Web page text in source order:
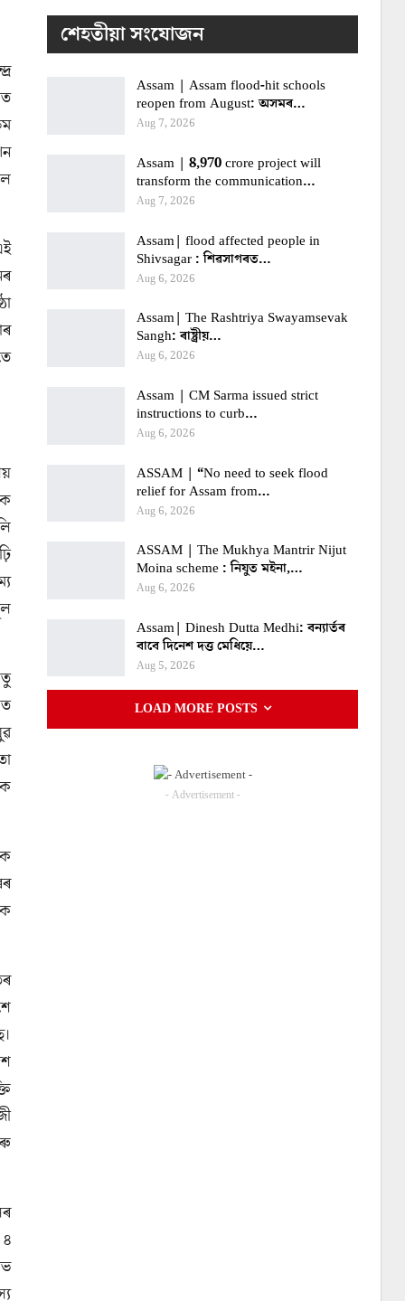
শেহতীয়া সংযোজন
Assam | Assam flood-hit schools
reopen from August: অসমৰ…
Aug 7, 2026
Assam | 8,970 crore project will
transform the communication…
Aug 7, 2026
Assam| flood affected people in
Shivsagar : শিৱসাগৰত…
Aug 6, 2026
Assam| The Rashtriya Swayamsevak
Sangh: ৰাষ্ট্ৰীয়…
Aug 6, 2026
Assam | CM Sarma issued strict
instructions to curb…
Aug 6, 2026
ASSAM | “No need to seek flood
relief for Assam from…
Aug 6, 2026
ASSAM | The Mukhya Mantrir Nijut
Moina scheme : নিযুত মইনা,…
Aug 6, 2026
Assam| Dinesh Dutta Medhi: বন্যাৰ্তৰ
বাবে দিনেশ দত্ত মেধিয়ে…
Aug 5, 2026
LOAD MORE POSTS
- Advertisement -